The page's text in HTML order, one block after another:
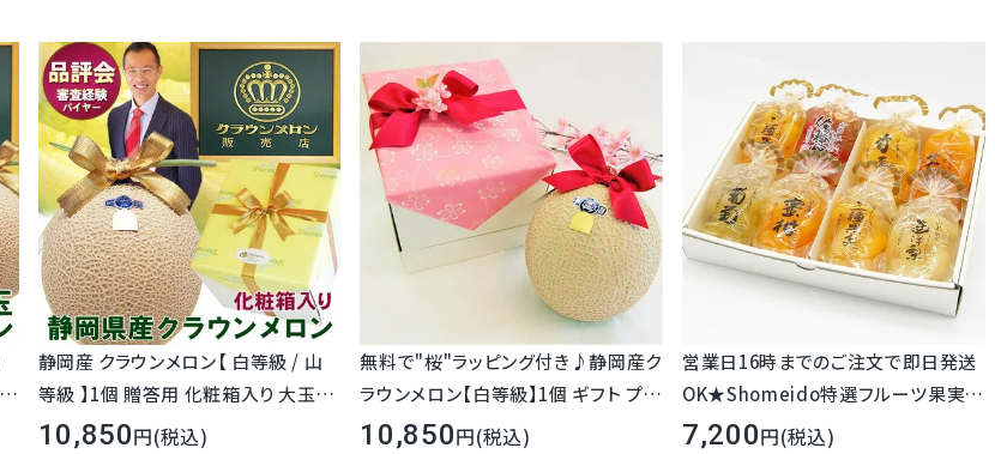
1966年に高級フルーツ部門を開設して以来、
日本屈指のメロンの名産地 ここ静岡から
静岡産 クラウンメロン【 白等級/山等級 】 1個
簡易箱入り ( メロン専用箱 ) 大玉サイズ 1.45kg
前後フルーツ 果物 ギフト マスクメロン メロン
無料メッセージカード グルメ 高級 バレンタイン
ホワイトデー 内祝 お祝 お礼 誕生日 お見舞 法
事 法要 お供 志 お返し
送料無料 お届け日指定不可
10,000 〜
★関連商品はこちら★
＜白等級＞
メロン【白等級】1個 簡易箱入り
メロン【白等級】1個 化粧箱入り
メロン【白等級】2個セット 簡易箱入り
静岡産 クラウンメロン【 白等級 / 山
等級 】1個 贈答用 化粧箱入り 大玉サ
イズ 1.45kg前後 フルーツ 果物 ギフ
10,850 (税込)
無料で"桜"ラッピング付き♪静岡産ク
ラウンメロン【白等級】1個 ギフト プレ
ゼント 果物 フルーツ 人気 高級 マス
10,850 (税込)
営業日16時までのご注文で即日発送
OK★Shomeido特選フルーツ果実ゼ
リー8個セット( 化粧箱入り ) ゼリー詰
7,200 (税込)